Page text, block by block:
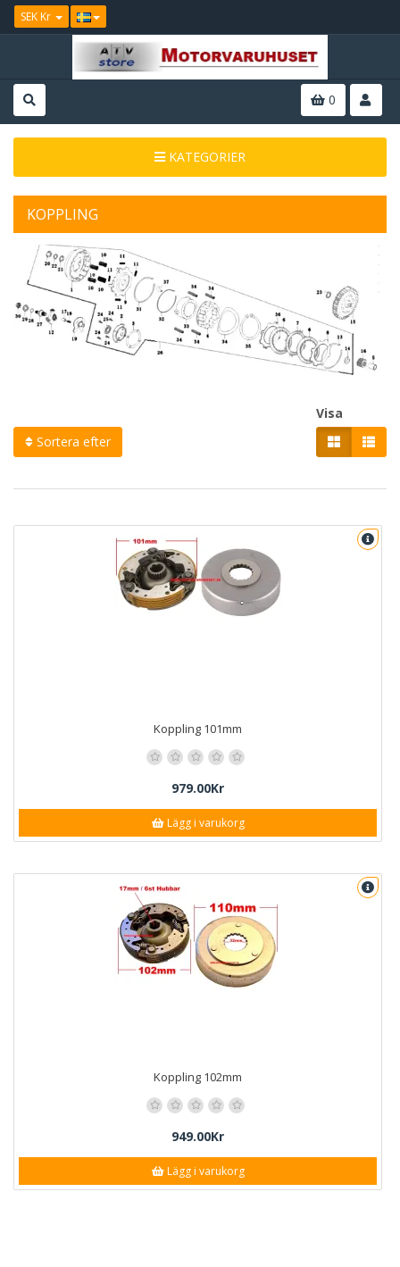
SEK Kr
0
KATEGORIER
KOPPLING
Sortera efter
Visa
Koppling 101mm
979.00Kr
Lägg i varukorg
Koppling 102mm
949.00Kr
Lägg i varukorg